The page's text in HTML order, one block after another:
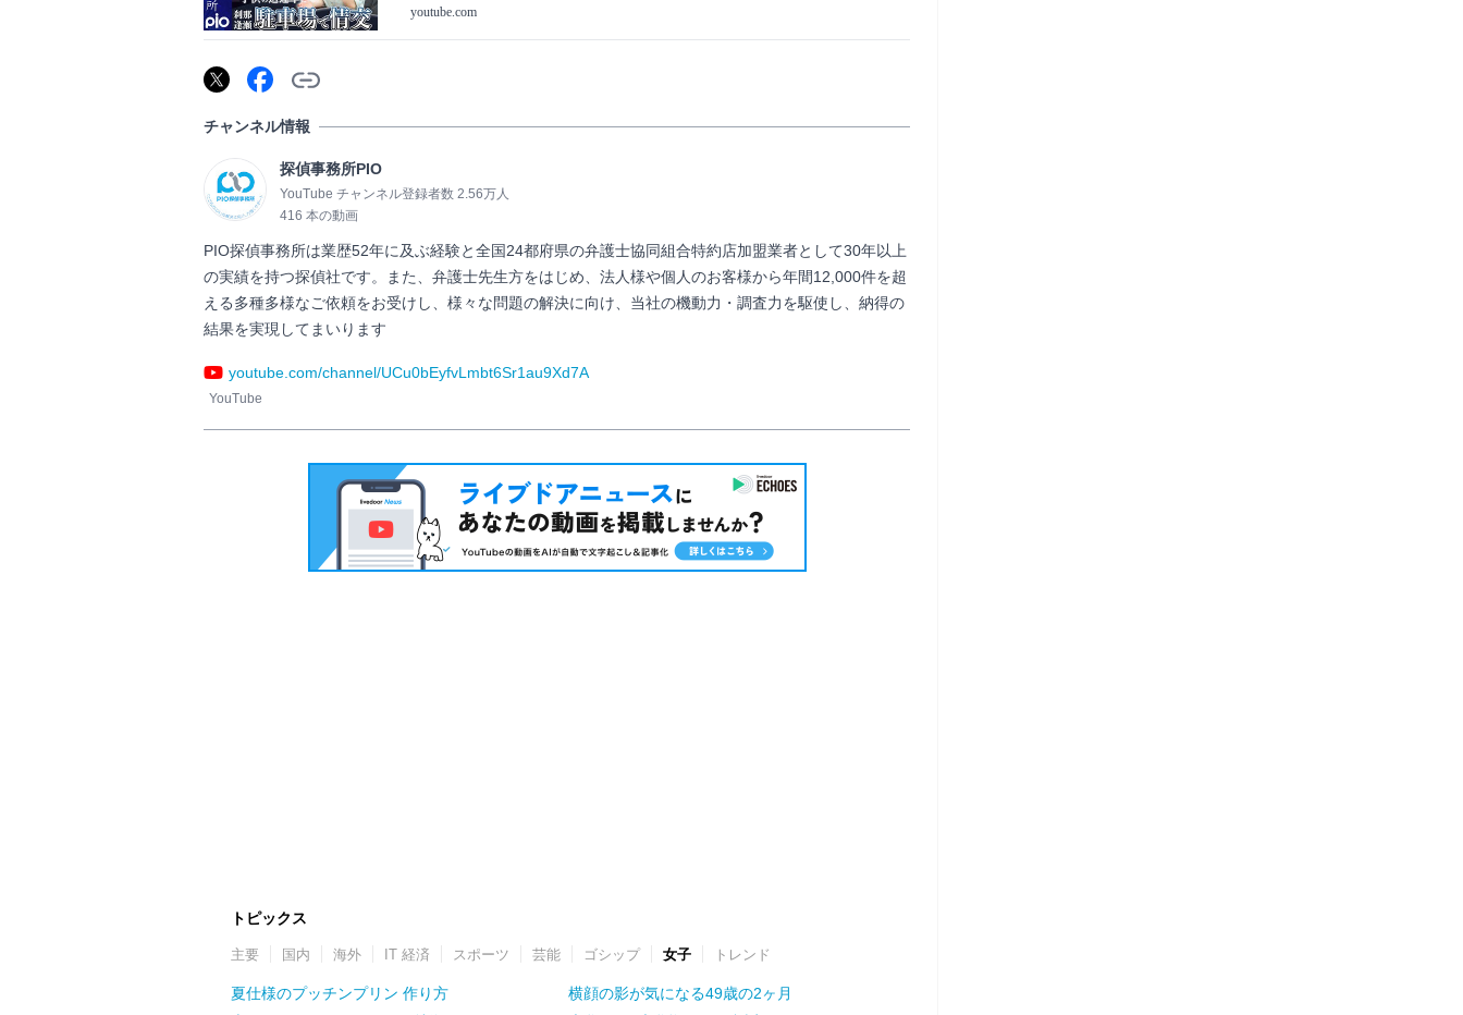
youtube.com
チャンネル情報
探偵事務所PIO
YouTube チャンネル登録者数 2.56万人
416 本の動画
PIO探偵事務所は業歴52年に及ぶ経験と全国24都府県の弁護士協同組合特約店加盟業者として30年以上
の実績を持つ探偵社です。また、弁護士先生方をはじめ、法人様や個人のお客様から年間12,000件を超
える多種多様なご依頼をお受けし、様々な問題の解決に向け、当社の機動力・調査力を駆使し、納得の
結果を実現してまいります
youtube.com/channel/UCu0bEyfvLmbt6Sr1au9Xd7A
YouTube
トピックス
主要 国内 海外 IT 経済 スポーツ 芸能 ゴシップ 女子 トレンド
夏仕様のプッチンプリン 作り方
横顔の影が気になる49歳の2ヶ月